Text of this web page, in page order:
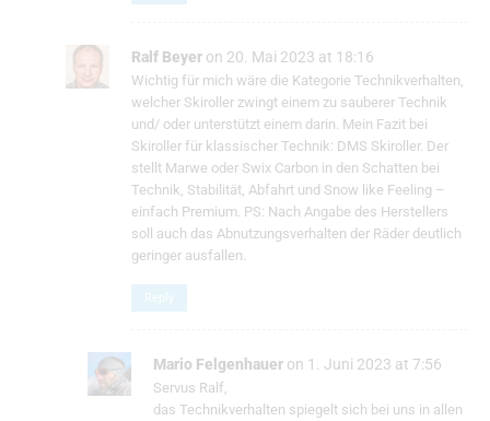
Ralf Beyer on 20. Mai 2023 at 18:16
Wichtig für mich wäre die Kategorie Technikverhalten,
welcher Skiroller zwingt einem zu sauberer Technik
und/ oder unterstützt einem darin. Mein Fazit bei
Skiroller für klassischer Technik: DMS Skiroller. Der
stellt Marwe oder Swix Carbon in den Schatten bei
Technik, Stabilität, Abfahrt und Snow like Feeling –
einfach Premium. PS: Nach Angabe des Herstellers
soll auch das Abnutzungsverhalten der Räder deutlich
geringer ausfallen.
Reply
Mario Felgenhauer on 1. Juni 2023 at 7:56
Servus Ralf,
das Technikverhalten spiegelt sich bei uns in allen